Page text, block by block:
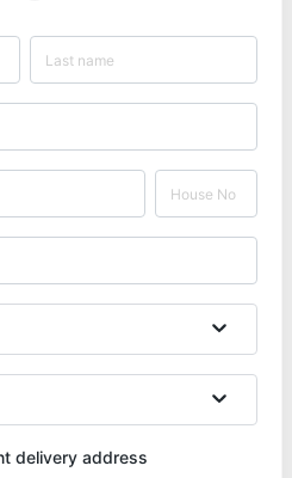
delivery address